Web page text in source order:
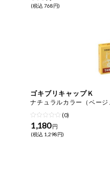
トク
かんたん調理
(税込 768円)
ゴキブリキャップＫ
ナチュラルカラー（ベー
(0)
1,180 円
(税込 1,298円)